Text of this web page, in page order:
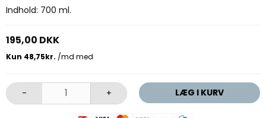
Indhold: 700 ml.
195,00 DKK
- + LÆG I KURV